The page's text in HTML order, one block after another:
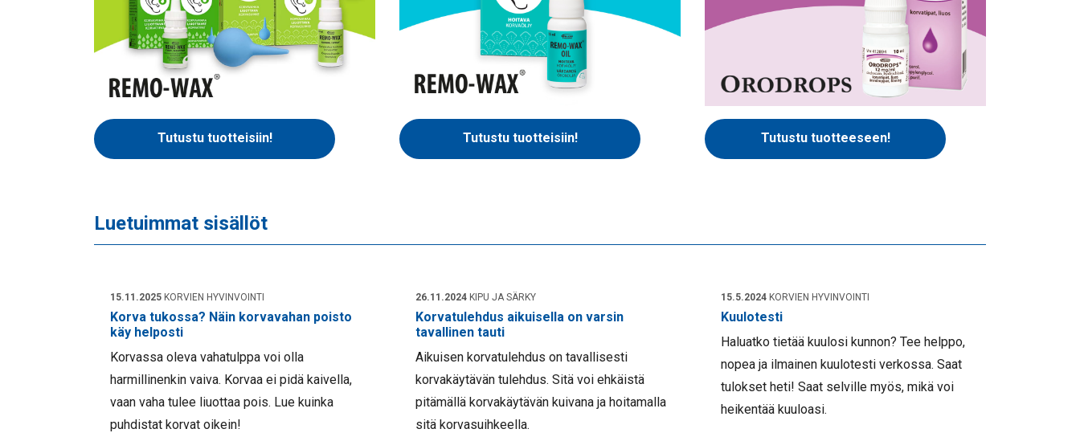
Tutustu tuotteisiin! Tutustu tuotteisiin! Tutustu tuotteeseen!
Luetuimmat sisällöt
15.11.2025 KORVIEN HYVINVOINTI
Korva tukossa? Näin korvavahan poisto
käy helposti
Korvassa oleva vahatulppa voi olla
harmillinenkin vaiva. Korvaa ei pidä kaivella,
vaan vaha tulee liuottaa pois. Lue kuinka
puhdistat korvat oikein!
26.11.2024 KIPU JA SÄRKY
Korvatulehdus aikuisella on varsin
tavallinen tauti
Aikuisen korvatulehdus on tavallisesti
korvakäytävän tulehdus. Sitä voi ehkäistä
pitämällä korvakäytävän kuivana ja hoitamalla
sitä korvasuihkeella.
15.5.2024 KORVIEN HYVINVOINTI
Kuulotesti
Haluatko tietää kuulosi kunnon? Tee helppo,
nopea ja ilmainen kuulotesti verkossa. Saat
tulokset heti! Saat selville myös, mikä voi
heikentää kuuloasi.